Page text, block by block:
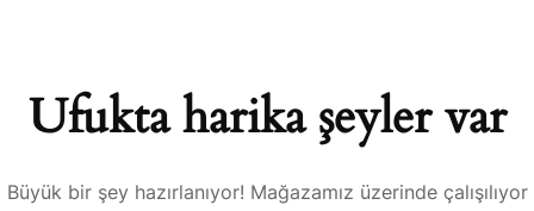
Ufukta harika şeyler var
Büyük bir şey hazırlanıyor! Mağazamız üzerinde çalışılıyor